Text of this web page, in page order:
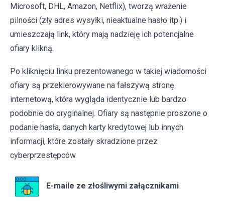
Microsoft, DHL, Amazon, Netflix), tworzą wrażenie
pilności (zły adres wysyłki, nieaktualne hasło itp.) i
umieszczają link, który mają nadzieję ich potencjalne
ofiary klikną.
Po kliknięciu linku prezentowanego w takiej wiadomości
ofiary są przekierowywane na fałszywą stronę
internetową, która wygląda identycznie lub bardzo
podobnie do oryginalnej. Ofiary są następnie proszone o
podanie hasła, danych karty kredytowej lub innych
informacji, które zostały skradzione przez
cyberprzestępców.
E-maile ze złośliwymi załącznikami